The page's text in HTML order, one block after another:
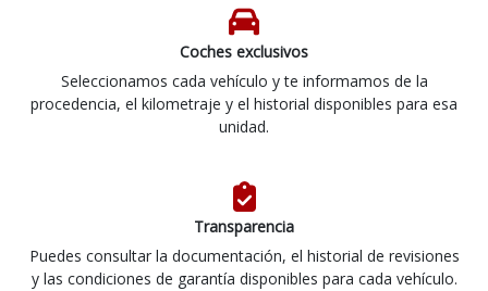
Coches exclusivos
Seleccionamos cada vehículo y te informamos de la
procedencia, el kilometraje y el historial disponibles para esa
unidad.
Transparencia
Puedes consultar la documentación, el historial de revisiones
y las condiciones de garantía disponibles para cada vehículo.